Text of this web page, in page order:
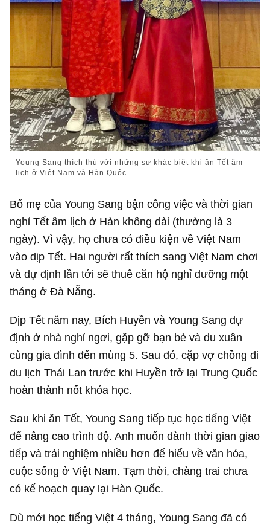
Young Sang thích thú với những sự khác biệt khi ăn Tết âm
lịch ở Việt Nam và Hàn Quốc.
Bố mẹ của Young Sang bận công việc và thời gian
nghỉ Tết âm lịch ở Hàn không dài (thường là 3
ngày). Vì vậy, họ chưa có điều kiện về Việt Nam
vào dịp Tết. Hai người rất thích sang Việt Nam chơi
và dự định lần tới sẽ thuê căn hộ nghỉ dưỡng một
tháng ở Đà Nẵng.
Dịp Tết năm nay, Bích Huyền và Young Sang dự
định ở nhà nghỉ ngơi, gặp gỡ bạn bè và du xuân
cùng gia đình đến mùng 5. Sau đó, cặp vợ chồng đi
du lịch Thái Lan trước khi Huyền trở lại Trung Quốc
hoàn thành nốt khóa học.
Sau khi ăn Tết, Young Sang tiếp tục học tiếng Việt
để nâng cao trình độ. Anh muốn dành thời gian giao
tiếp và trải nghiệm nhiều hơn để hiểu về văn hóa,
cuộc sống ở Việt Nam. Tạm thời, chàng trai chưa
có kế hoạch quay lại Hàn Quốc.
Dù mới học tiếng Việt 4 tháng, Young Sang đã có